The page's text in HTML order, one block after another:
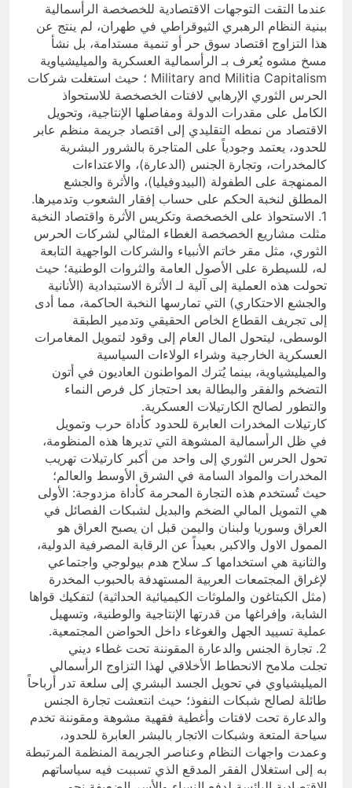
عندما التقت التوجهات الاقتصادية للخصخصة الرأسمالية
ببنية النظام الرهبري الثيوقراطي في طهران، لم ينتج عن
هذا التزاوج اقتصاد سوق حر أو تنمية مستدامة، بل نشأ
مسخ مشوه يُعرف بـ الرأسمالية العسكرية والميليشياوية
Military and Militia Capitalism ؛ حيث استغلت شركات
الحرس الثوري الإرهابي لافتات الخصخصة للاستحواذ
الكامل على مقدرات الدولة ومفاصلها الإنتاجية، وتحويل
الاقتصاد من نمطه التقليدي إلى اقتصاد جريمة منظم عابر
للحدود، يعتمد وجودياً على المتاجرة بالشرور البشرية
كالمخدرات، وتجارة الجنس (الدعارة)، والاعتداءات
الممنهجة على الطفولة (البيدوفيليا)، والأثرة والجشع
المطلق لنخبة الحكم على حساب إفقار الشعوب وتدميرها.
1. الاستحواذ على الخصخصة وتكريس الأثرة واقتصاد النخبة
مثلت مشاريع الخصخصة الغطاء المثالي لشركات الحرس
الثوري، مثل مقر خاتم الأنبياء والشركات الواجهية التابعة
له، للسيطرة على الأصول العامة والثروات الوطنية؛ حيث
تحولت هذه العملية إلى آلية لـ الأثرة الاستبدادية (الأنانية
والجشع الاحتكاري) التي تمارسها النخبة الحاكمة، مما أدى
إلى تجريف القطاع الخاص الحقيقي وتدمير الطبقة
الوسطى، ليتحول المال العام إلى وقود لتمويل المغامرات
العسكرية الخارجية وشراء الولاءات السياسية
والميليشياوية، بينما يُترك المواطنون العاديون في أتون
التضخم والفقر والبطالة بعد احتجاز كل فرص النماء
والتطور لصالح الكارتيلات العسكرية.
كارتيلات المخدرات العابرة للحدود كأداة حرب وتمويل
في ظل الرأسمالية المشوهة التي تديرها هذه المنظومة،
تحول الحرس الثوري إلى واحد من أكبر كارتيلات تهريب
المخدرات والمواد السامة في الشرق الأوسط والعالم؛
حيث تُستخدم هذه التجارة المحرمة كأداة مزدوجة: الأولى
هي التمويل المالي الضخم والبديل لشبكات الفصائل في
العراق وسوريا ولبنان واليمن قبل ان يصبح العراق هو
الممول الاول والاكبر, بعيداً عن الرقابة المصرفية الدولية،
والثانية هي استخدامها كـ سلاح هدم بيولوجي واجتماعي
لإغراق المجتمعات العربية المستهدفة بالحبوب المخدرة
(مثل الكبتاغون والملوثات الكيميائية الحداثية) لتفكيك قواها
الشابة، وإفراغها من قدرتها الإنتاجية والوطنية، وتسهيل
عملية تسييد الجهل والغوغاء داخل الحواضن المجتمعية.
2. تجارة الجنس والدعارة المقوننة تحت غطاء ديني
تجلت ملامح الانحطاط الأخلاقي لهذا التزاوج الرأسمالي
الميليشياوي في تحويل الجسد البشري إلى سلعة تدر أرباحاً
طائلة لصالح شبكات النفوذ؛ حيث انتعشت تجارة الجنس
والدعارة تحت لافتات وأغطية فقهية مشوهة ومقوننة تخدم
سياحة المتعة وشبكات الاتجار بالبشر العابرة للحدود،
وعمدت واجهات النظام وعناصر الجريمة المنظمة المرتبطة
به إلى استغلال الفقر المدقع الذي تسببت فيه سياساتهم